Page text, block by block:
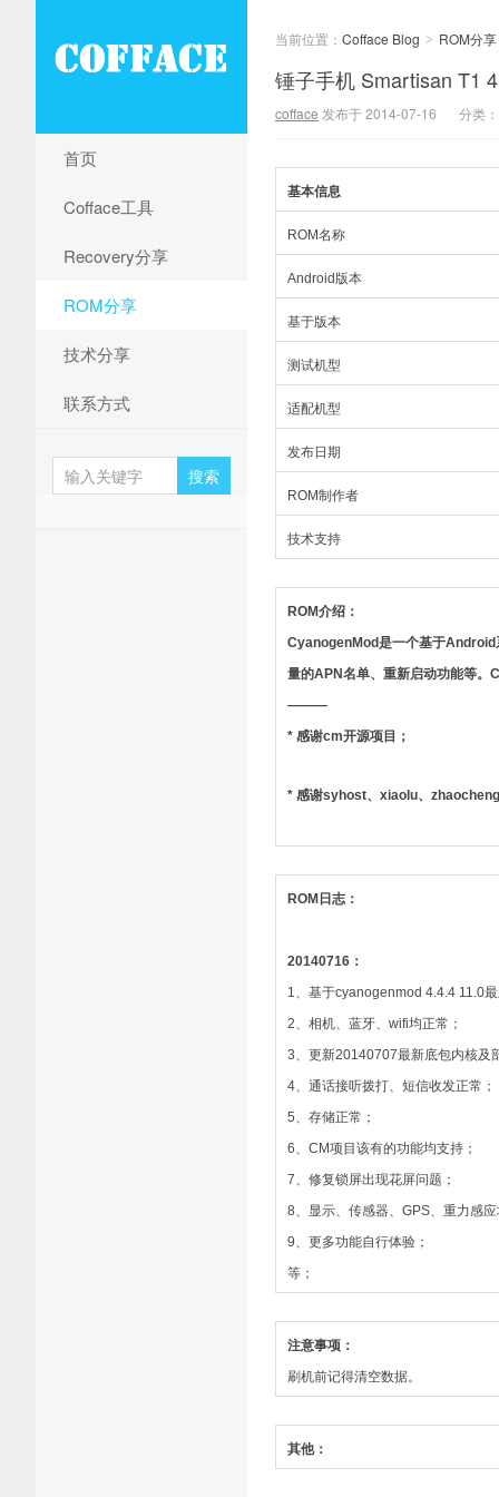
首页
Cofface工具
Recovery分享
ROM分享
技术分享
联系方式
当前位置： Cofface Blog > ROM分享
锤子手机 Smartisan T1
cofface 发布于 2014-07-16 分类：
基本信息
ROM名称
Android版本
基于版本
测试机型
适配机型
发布日期
ROM制作者
技术支持
ROM介绍：
CyanogenMod是一个基于Android
量的APN名单、重新启动功能等。
———
* 感谢cm开源项目；
* 感谢syhost、xiaolu、
ROM日志：
20140716：
1、基于cyanogenmod 4.4.4 11.0
2、相机、蓝牙、wifi均正常；
3、更新20140707最新底包内核及
4、通话接听拨打、短信收发正常；
5、存储正常；
6、CM项目该有的功能均支持；
7、修复锁屏出现花屏问题；
8、显示、传感器、GPS、重力感
9、更多功能自行体验；
等；
注意事项：
刷机前记得清空数据。
其他：